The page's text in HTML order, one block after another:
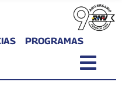
PROGRAMAS